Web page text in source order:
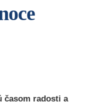
časom radosti a